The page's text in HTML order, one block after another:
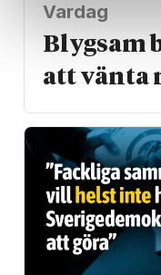
Vardag
Blygsam
att vänta